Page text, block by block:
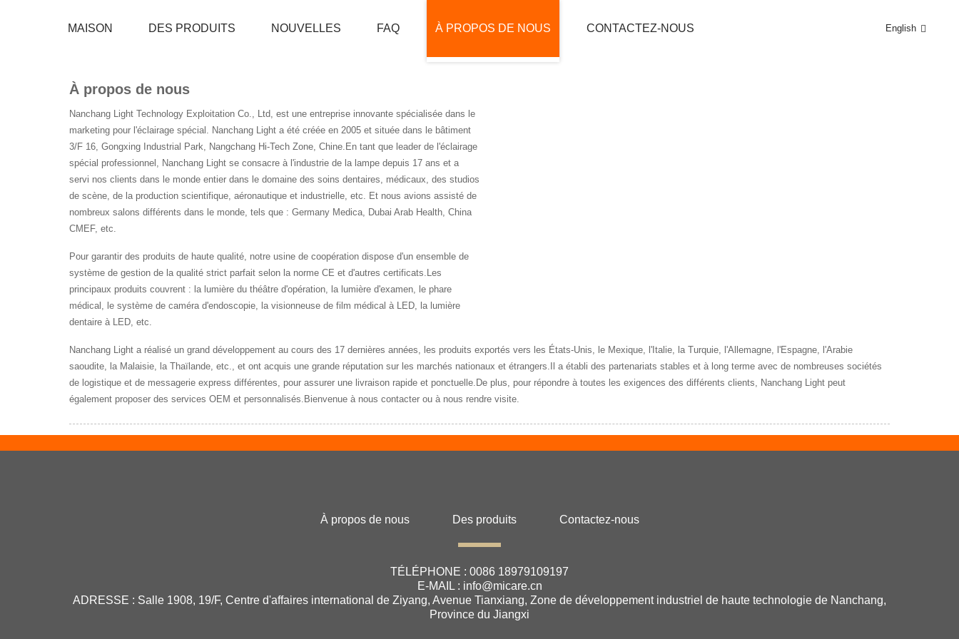
MAISON DES PRODUITS NOUVELLES FAQ À PROPOS DE NOUS CONTACTEZ-NOUS English
MAISON À PROPOS DE NOUS
À propos de nous
Nanchang Light Technology Exploitation Co., Ltd, est une entreprise innovante spécialisée dans le
marketing pour l'éclairage spécial. Nanchang Light a été créée en 2005 et située dans le bâtiment
3/F 16, Gongxing Industrial Park, Nangchang Hi-Tech Zone, Chine.En tant que leader de l'éclairage
spécial professionnel, Nanchang Light se consacre à l'industrie de la lampe depuis 17 ans et a
servi nos clients dans le monde entier dans le domaine des soins dentaires, médicaux, des studios
de scène, de la production scientifique, aéronautique et industrielle, etc. Et nous avions assisté de
nombreux salons différents dans le monde, tels que : Germany Medica, Dubai Arab Health, China
CMEF, etc.
Pour garantir des produits de haute qualité, notre usine de coopération dispose d'un ensemble de
système de gestion de la qualité strict parfait selon la norme CE et d'autres certificats.Les
principaux produits couvrent : la lumière du théâtre d'opération, la lumière d'examen, le phare
médical, le système de caméra d'endoscopie, la visionneuse de film médical à LED, la lumière
dentaire à LED, etc.
Nanchang Light a réalisé un grand développement au cours des 17 dernières années, les produits exportés vers les États-Unis, le Mexique, l'Italie, la Turquie, l'Allemagne, l'Espagne, l'Arabie
saoudite, la Malaisie, la Thaïlande, etc., et ont acquis une grande réputation sur les marchés nationaux et étrangers.Il a établi des partenariats stables et à long terme avec de nombreuses sociétés
de logistique et de messagerie express différentes, pour assurer une livraison rapide et ponctuelle.De plus, pour répondre à toutes les exigences des différents clients, Nanchang Light peut
également proposer des services OEM et personnalisés.Bienvenue à nous contacter ou à nous rendre visite.
À propos de nous Des produits Contactez-nous
TÉLÉPHONE : 0086 18979109197
E-MAIL : info@micare.cn
ADRESSE : Salle 1908, 19/F, Centre d'affaires international de Ziyang, Avenue Tianxiang, Zone de développement industriel de haute technologie de Nanchang,
Province du Jiangxi